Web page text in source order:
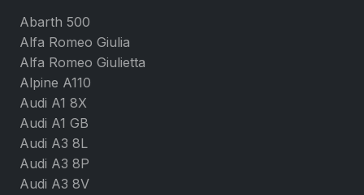
Abarth 500
Alfa Romeo Giulia
Alfa Romeo Giulietta
Alpine A110
Audi A1 8X
Audi A1 GB
Audi A3 8L
Audi A3 8P
Audi A3 8V